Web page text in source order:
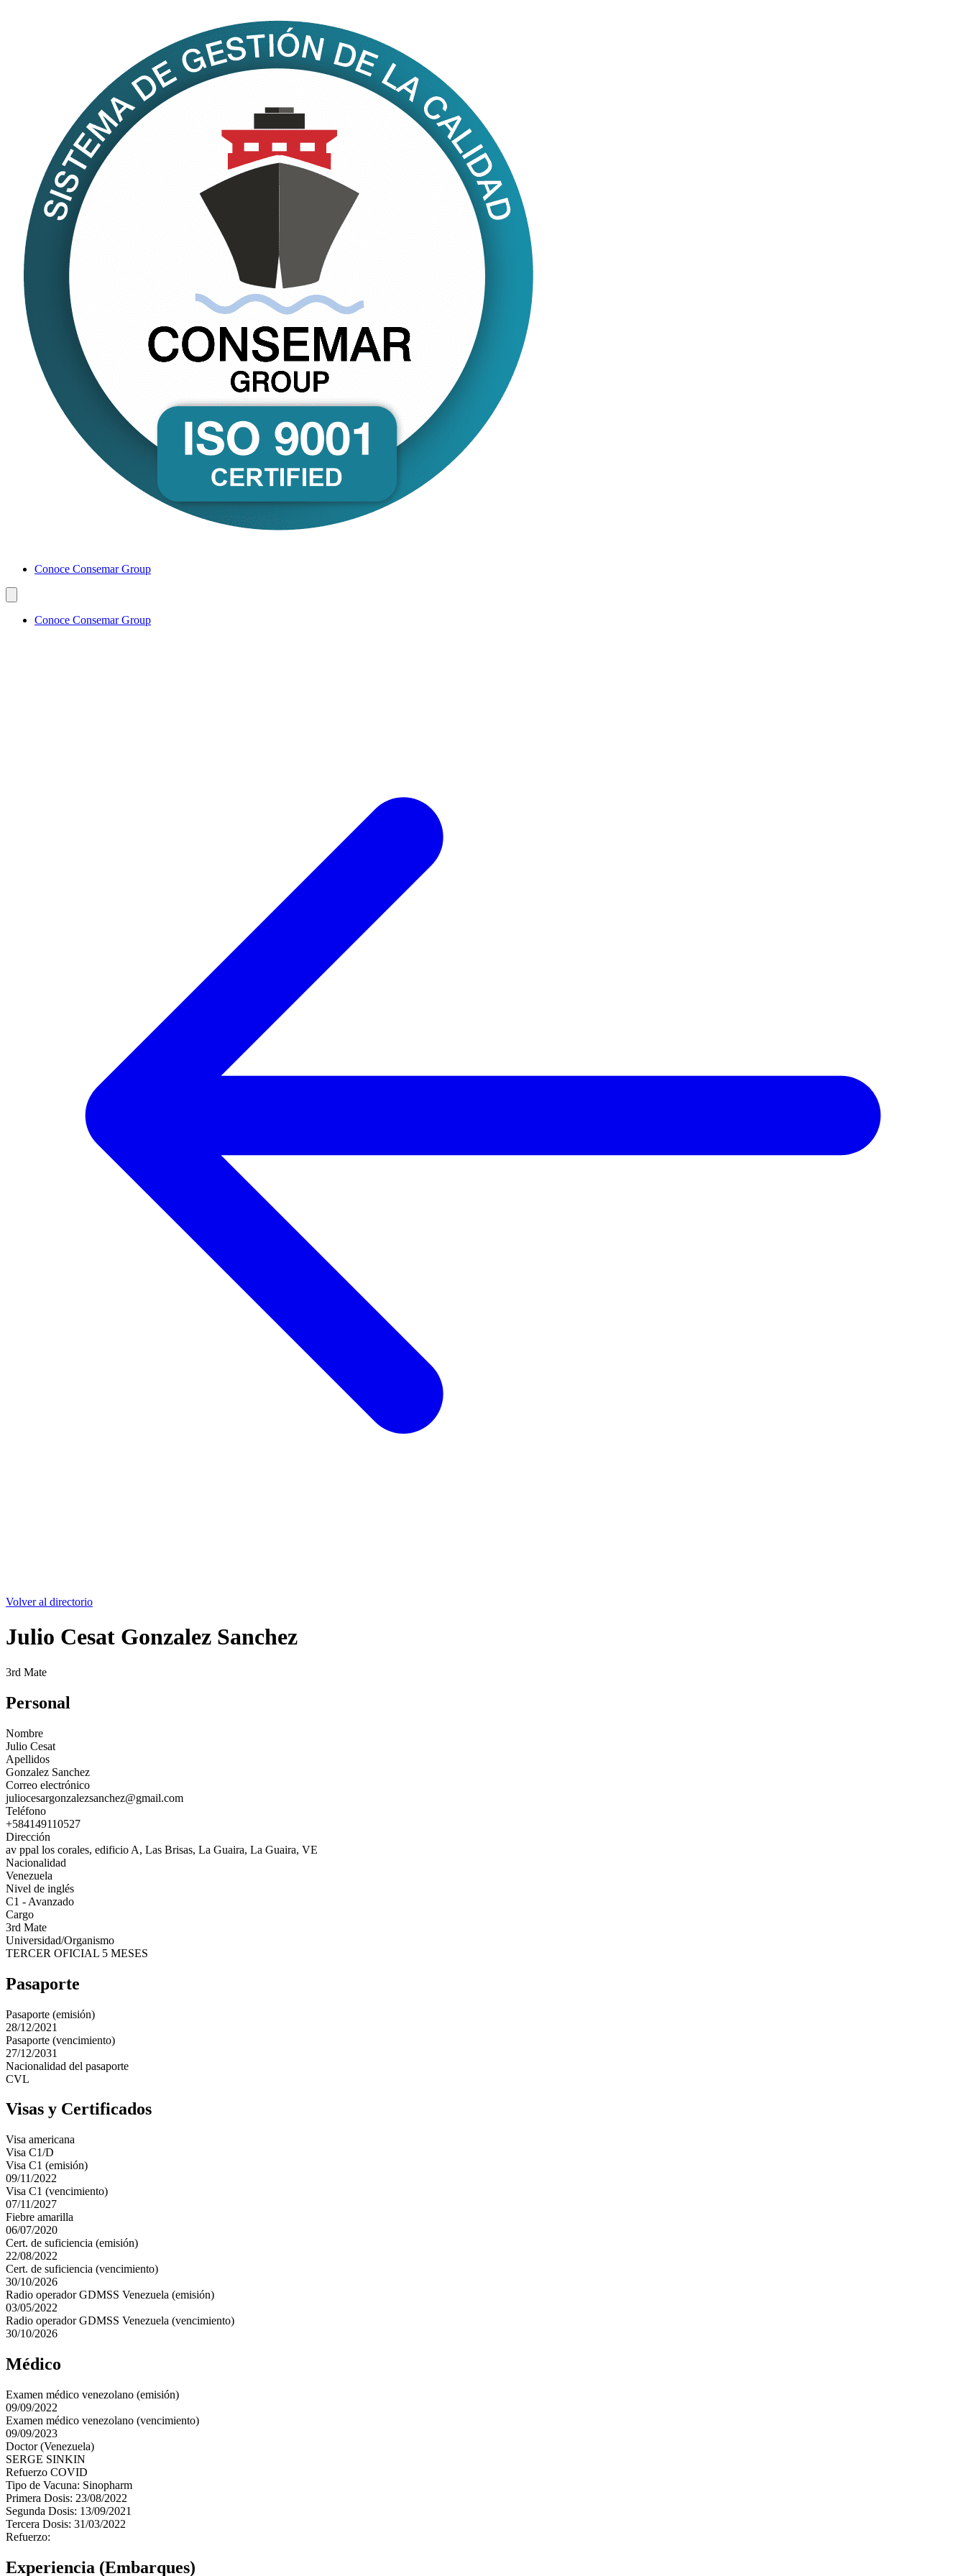
Conoce Consemar Group
Conoce Consemar Group
Volver al directorio
Julio Cesat Gonzalez Sanchez
3rd Mate
Personal
Nombre
Julio Cesat
Apellidos
Gonzalez Sanchez
Correo electrónico
juliocesargonzalezsanchez@gmail.com
Teléfono
+584149110527
Dirección
av ppal los corales, edificio A, Las Brisas, La Guaira, La Guaira, VE
Nacionalidad
Venezuela
Nivel de inglés
C1 - Avanzado
Cargo
3rd Mate
Universidad/Organismo
TERCER OFICIAL 5 MESES
Pasaporte
Pasaporte (emisión)
28/12/2021
Pasaporte (vencimiento)
27/12/2031
Nacionalidad del pasaporte
CVL
Visas y Certificados
Visa americana
Visa C1/D
Visa C1 (emisión)
09/11/2022
Visa C1 (vencimiento)
07/11/2027
Fiebre amarilla
06/07/2020
Cert. de suficiencia (emisión)
22/08/2022
Cert. de suficiencia (vencimiento)
30/10/2026
Radio operador GDMSS Venezuela (emisión)
03/05/2022
Radio operador GDMSS Venezuela (vencimiento)
30/10/2026
Médico
Examen médico venezolano (emisión)
09/09/2022
Examen médico venezolano (vencimiento)
09/09/2023
Doctor (Venezuela)
SERGE SINKIN
Refuerzo COVID
Tipo de Vacuna: Sinopharm
Primera Dosis: 23/08/2022
Segunda Dosis: 13/09/2021
Tercera Dosis: 31/03/2022
Refuerzo:
Experiencia (Embarques)